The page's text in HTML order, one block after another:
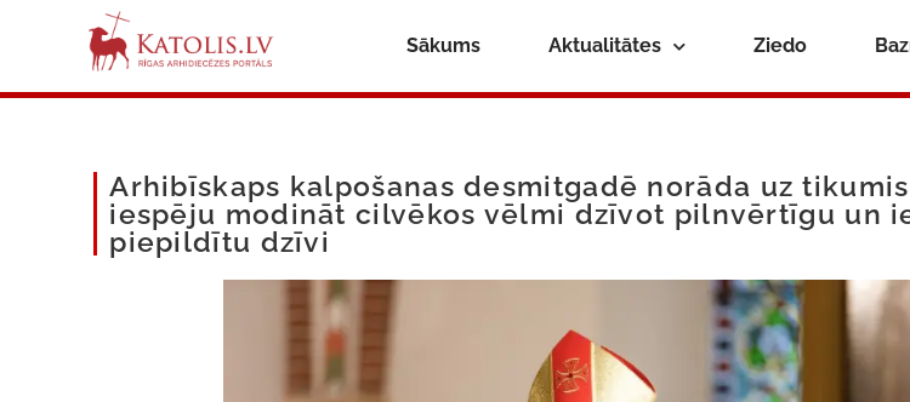
Sākums Aktualitātes Ziedo
Arhibīskaps kalpošanas desmitgadē norāda uz
iespēju modināt cilvēkos vēlmi dzīvot pilnvērtīgu un
piepildītu dzīvi